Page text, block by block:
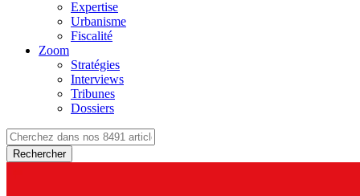
Expertise
Urbanisme
Fiscalité
Zoom
Stratégies
Interviews
Tribunes
Dossiers
Rechercher